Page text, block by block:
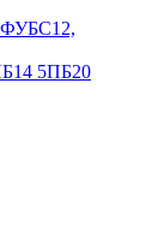
5ПБ20